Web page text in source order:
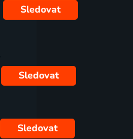
Sledovat
Sledovat
Sledovat